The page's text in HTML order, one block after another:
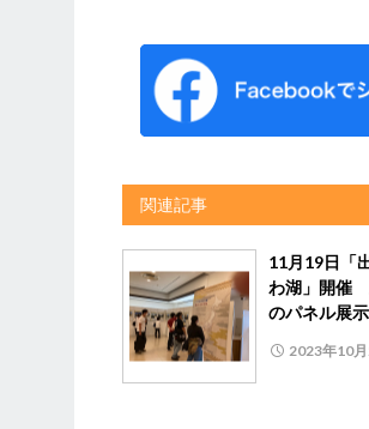
関連記事
11月19日「
わ湖」開催
のパネル展
2023年10